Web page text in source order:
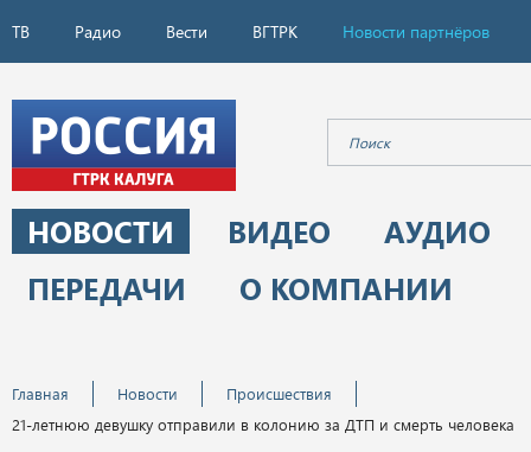
ТВ Радио Вести ВГТРК Новости партнёров
НОВОСТИ ВИДЕО
АУДИО
ПЕРЕДАЧИ
О КОМПАНИИ
Главная Новости
Происшествия
21-летнюю девушку отправили в колонию за ДТП и смерть человека